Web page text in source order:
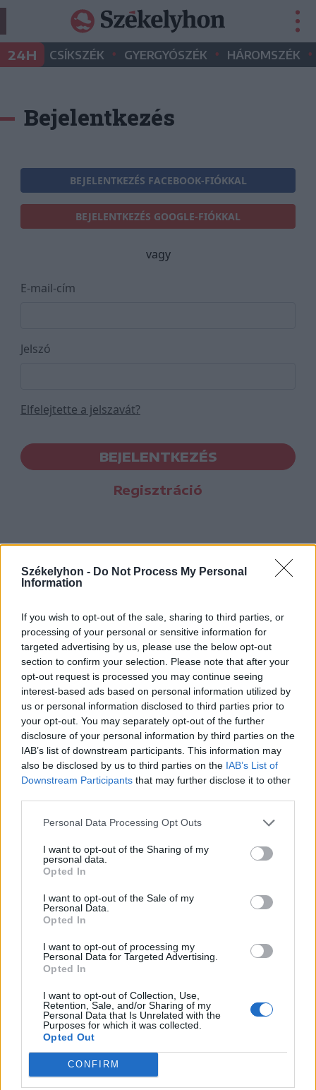
Székelyhon - Do Not Process My Personal
Information
If you wish to opt-out of the sale, sharing to third parties, or
processing of your personal or sensitive information for
targeted advertising by us, please use the below opt-out
section to confirm your selection. Please note that after your
opt-out request is processed you may continue seeing
interest-based ads based on personal information utilized by
us or personal information disclosed to third parties prior to
your opt-out. You may separately opt-out of the further
disclosure of your personal information by third parties on the
IAB’s list of downstream participants. This information may
also be disclosed by us to third parties on the IAB’s List of
Downstream Participants that may further disclose it to other
Personal Data Processing Opt Outs
I want to opt-out of the Sharing of my
personal data.
Opted In
I want to opt-out of the Sale of my
Personal Data.
Opted In
I want to opt-out of processing my
Personal Data for Targeted Advertising.
Opted In
I want to opt-out of Collection, Use,
Retention, Sale, and/or Sharing of my
Personal Data that Is Unrelated with the
Purposes for which it was collected.
Opted Out
CONFIRM
24H CSÍKSZÉK • GYERGYÓSZÉK • HÁROMSZÉK •
Bejelentkezés
BEJELENTKEZÉS FACEBOOK-FIÓKKAL
BEJELENTKEZÉS GOOGLE-FIÓKKAL
vagy
E-mail-cím
Jelszó
Elfelejtette a jelszavát?
BEJELENTKEZÉS
Regisztráció
Hasznos
Impresszum
Szerzői jogok
Adatvédelmi tájékoztató
Cookie-kezelési tájékoztató
Hozzászólási szabályzat
Nyomtatott lapjaink archívuma
Székely Hírmondó archívuma
Sütibeállítások
Médiatér
Liget
Krónika
Bihari Napló
Erdélyi Napló
Főtér